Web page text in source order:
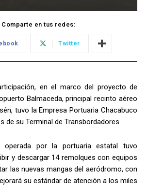
Comparte en tus redes:
Twitter
en el marco del proyecto de
Balmaceda, principal recinto aéreo
tuvo la Empresa Portuaria Chacabuco
de su Terminal de Transbordadores.
operada por la portuaria estatal tuvo
y descargar 14 remolques con equipos
las nuevas mangas del aeródromo, con
su estándar de atención a los miles